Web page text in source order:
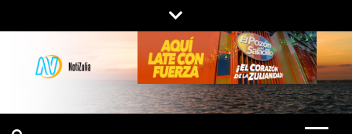
al
contenido
NOTIZULIA
NOTICIAS DEL ZULIA, VENEZUELA Y
DE INTERÉS GENERAL.